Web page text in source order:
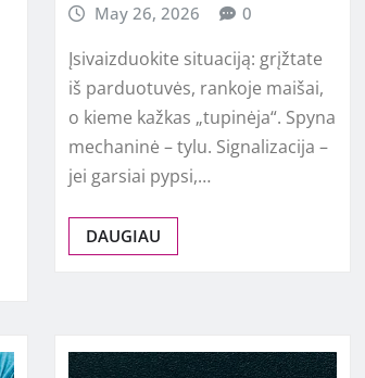
May 26, 2026
0
Įsivaizduokite situaciją: grįžtate
iš parduotuvės, rankoje maišai,
o kieme kažkas „tupinėja“. Spyna
mechaninė – tylu. Signalizacija –
jei garsiai pypsi,…
DAUGIAU